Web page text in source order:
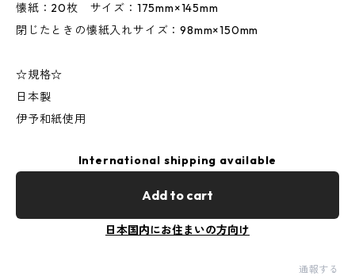
懐紙：20枚 サイズ：175mm×145mm
閉じたときの懐紙入れサイズ：98mm×150mm
☆規格☆
日本製
伊予和紙使用
International shipping available
Add to cart
日本国内にお住まいの方向け
通報する